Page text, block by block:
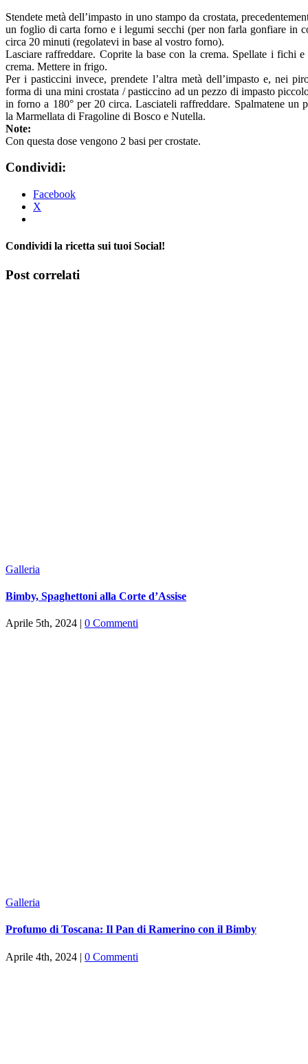
Stendete metà dell’impasto in uno stampo da crostata,
un foglio di carta forno e i legumi secchi (per non farla gonfiare in
circa 20 minuti (regolatevi in base al vostro forno).
Lasciare raffreddare. Coprite la base con la crema. Spellate i fichi
crema. Mettere in frigo.
Per i pasticcini invece, prendete l’altra metà dell’impasto e, nei
forma di una mini crostata / pasticcino ad un pezzo di impasto
in forno a 180° per 20 circa. Lasciateli raffreddare. Spalmatene
la Marmellata di Fragoline di Bosco e Nutella.
Note:
Con questa dose vengono 2 basi per crostate.
Condividi:
Facebook
X
Condividi la ricetta sui tuoi Social!
Facebook
X
Tumblr
Pinterest
Post correlati
Galleria
Bimby, Spaghettoni alla Corte d’Assise
Aprile 5th, 2024 | 0 Commenti
Galleria
Profumo di Toscana: Il Pan di Ramerino con il Bimby
Aprile 4th, 2024 | 0 Commenti